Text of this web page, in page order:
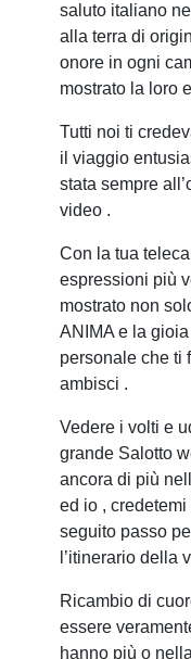
saluto italiano
alla terra di
onore in ogni
mostrato la loro
Tutti noi ti
il viaggio
stata sempre
video .
Con la tua
espressioni più
mostrato non
ANIMA e la
personale che ti
ambisci .
Vedere i volti e
grande Salotto
ancora di più
ed io ,
seguito passo
l’itinerario della
Ricambio di
essere
hanno più o